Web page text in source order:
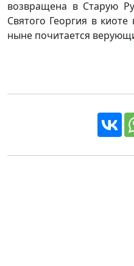
возвращена в Старую
Святого Георгия в
ныне почитается